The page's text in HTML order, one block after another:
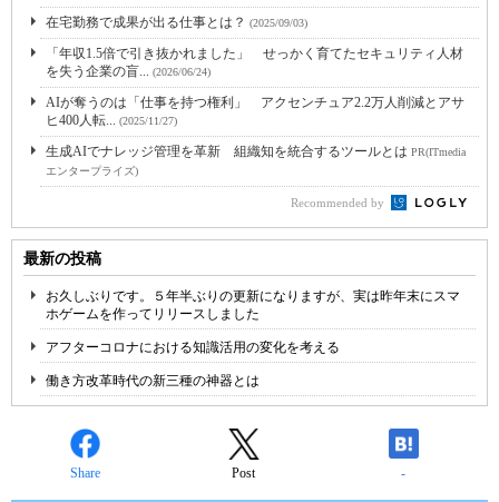
在宅勤務で成果が出る仕事とは？ (2025/09/03)
「年収1.5倍で引き抜かれました」 せっかく育てたセキュリティ人材
を失う企業の盲... (2026/06/24)
AIが奪うのは「仕事を持つ権利」 アクセンチュア2.2万人削減とアサ
ヒ400人転... (2025/11/27)
生成AIでナレッジ管理を革新 組織知を統合するツールとは PR(ITmedia
エンタープライズ)
Recommended by
最新の投稿
お久しぶりです。５年半ぶりの更新になりますが、実は昨年末にスマ
ホゲームを作ってリリースしました
アフターコロナにおける知識活用の変化を考える
働き方改革時代の新三種の神器とは
Share Post -